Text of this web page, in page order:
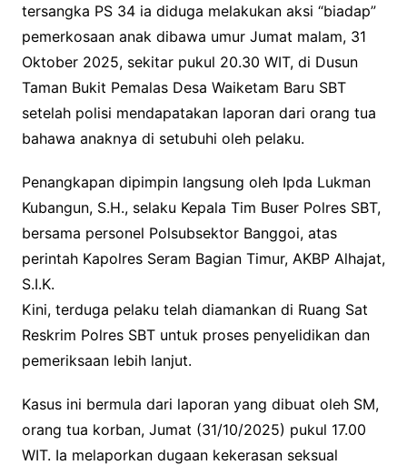
tersangka PS 34 ia diduga melakukan aksi “biadap”
pemerkosaan anak dibawa umur Jumat malam, 31
Oktober 2025, sekitar pukul 20.30 WIT, di Dusun
Taman Bukit Pemalas Desa Waiketam Baru SBT
setelah polisi mendapatakan laporan dari orang tua
bahawa anaknya di setubuhi oleh pelaku.
Penangkapan dipimpin langsung oleh Ipda Lukman
Kubangun, S.H., selaku Kepala Tim Buser Polres SBT,
bersama personel Polsubsektor Banggoi, atas
perintah Kapolres Seram Bagian Timur, AKBP Alhajat,
S.I.K.
Kini, terduga pelaku telah diamankan di Ruang Sat
Reskrim Polres SBT untuk proses penyelidikan dan
pemeriksaan lebih lanjut.
Kasus ini bermula dari laporan yang dibuat oleh SM,
orang tua korban, Jumat (31/10/2025) pukul 17.00
WIT. Ia melaporkan dugaan kekerasan seksual